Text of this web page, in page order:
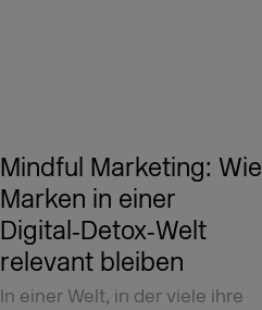
Mindful Marketing: Wie
Marken in einer
Digital‑Detox‑Welt
relevant bleiben
In einer Welt, in der viele ihre